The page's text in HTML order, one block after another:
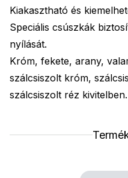
Kiakasztható és
Speciális csúszkák
nyílását.
Króm, fekete, arany,
szálcsiszolt króm,
szálcsiszolt réz kivitelben.